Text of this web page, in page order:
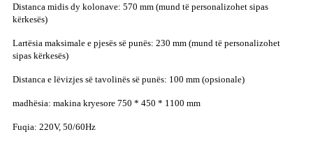
Distanca midis dy kolonave: 570 mm (mund të personalizohet sipas
kërkesës)
Lartësia maksimale e pjesës së punës: 230 mm (mund të personalizohet
sipas kërkesës)
Distanca e lëvizjes së tavolinës së punës: 100 mm (opsionale)
madhësia: makina kryesore 750 * 450 * 1100 mm
Fuqia: 220V, 50/60Hz